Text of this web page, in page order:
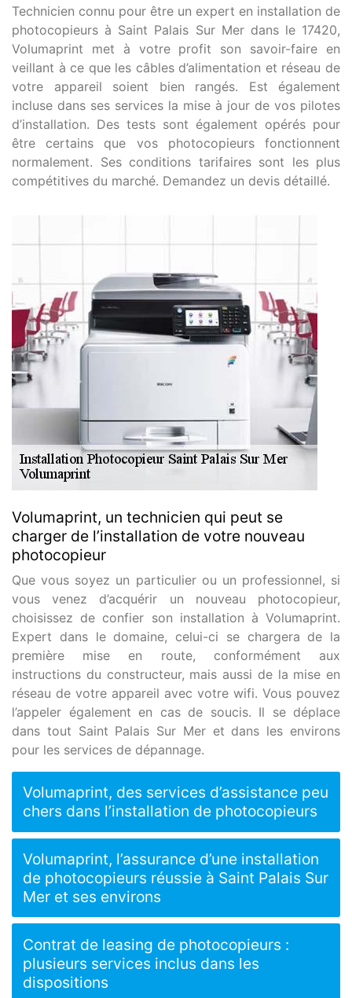
Technicien connu pour être un expert en installation de
photocopieurs à Saint Palais Sur Mer dans le 17420,
Volumaprint met à votre profit son savoir-faire en
veillant à ce que les câbles d’alimentation et réseau de
votre appareil soient bien rangés. Est également
incluse dans ses services la mise à jour de vos pilotes
d’installation. Des tests sont également opérés pour
être certains que vos photocopieurs fonctionnent
normalement. Ses conditions tarifaires sont les plus
compétitives du marché. Demandez un devis détaillé.
Volumaprint, un technicien qui peut se
charger de l’installation de votre nouveau
photocopieur
Que vous soyez un particulier ou un professionnel, si
vous venez d’acquérir un nouveau photocopieur,
choisissez de confier son installation à Volumaprint.
Expert dans le domaine, celui-ci se chargera de la
première mise en route, conformément aux
instructions du constructeur, mais aussi de la mise en
réseau de votre appareil avec votre wifi. Vous pouvez
l’appeler également en cas de soucis. Il se déplace
dans tout Saint Palais Sur Mer et dans les environs
pour les services de dépannage.
Volumaprint, des services d’assistance peu
chers dans l’installation de photocopieurs
Volumaprint, l’assurance d’une installation
de photocopieurs réussie à Saint Palais Sur
Mer et ses environs
Contrat de leasing de photocopieurs :
plusieurs services inclus dans les
dispositions